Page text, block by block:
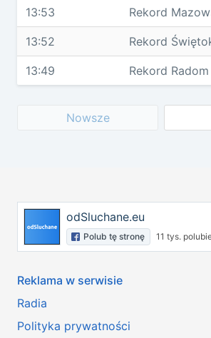
13:53 Rekord
13:52 Rekord
13:49 Rekord Radom
Nowsze
odSluchane.eu
Polub tę stronę 11 tys.
Reklama w serwisie
Radia
Polityka prywatności